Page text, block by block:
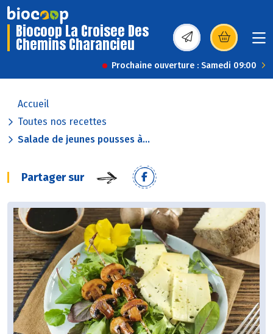
Biocoop La Croisee Des
Chemins Charancieu (s’ouvre dans une
Prochaine ouverture : Samedi 09:00
Accueil
Toutes nos recettes
Salade de jeunes pousses à...
Partager sur